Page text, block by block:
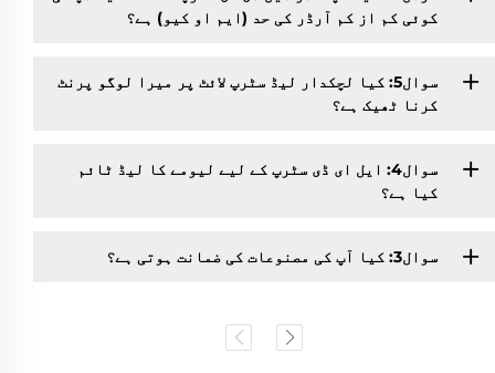
کوئی کم از کم آرڈر کی حد (ایم او کیو) ہے؟
سوال5: کیا لچکدار لیڈ سٹرپ لائٹ پر میرا لوگو پرنٹ
کرنا ٹھیک ہے؟
سوال4: ایل ای ڈی سٹرپ کے لیے لیومے کا لیڈ ٹائم
کیا ہے؟
سوال3: کیا آپ کی مصنوعات کی ضمانت ہوتی ہے؟